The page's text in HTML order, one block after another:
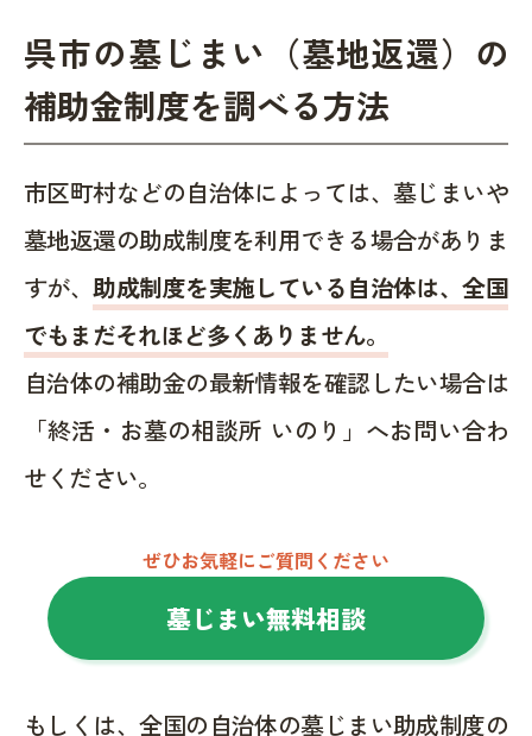
呉市の墓じまい（墓地返還）の
補助金制度を調べる方法
市区町村などの自治体によっては、墓じまいや
墓地返還の助成制度を利用できる場合がありま
すが、助成制度を実施している自治体は、全国
でもまだそれほど多くありません。
自治体の補助金の最新情報を確認したい場合は
「終活・お墓の相談所 いのり」へお問い合わ
せください。
ぜひお気軽にご質問ください
墓じまい無料相談
もしくは、全国の自治体の墓じまい助成制度の